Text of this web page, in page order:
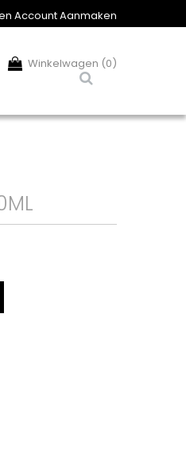
Account Aanmaken
Winkelwagen (0)